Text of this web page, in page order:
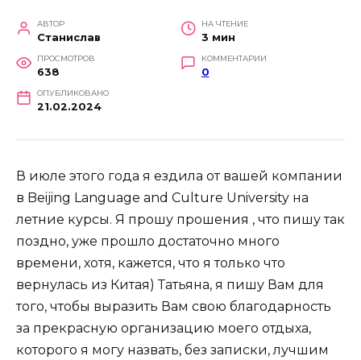
АВТОР
Станислав
НА ЧТЕНИЕ
3 мин
ПРОСМОТРОВ
638
КОММЕНТАРИИ
0
ОПУБЛИКОВАНО
21.02.2024
В июле этого года я ездила от вашей компании
в Beijing Language and Culture University на
летние курсы. Я прошу прошения , что пишу так
поздно, уже прошло достаточно много
времени, хотя, кажется, что я только что
вернулась из Китая) Татьяна, я пишу Вам для
того, чтобы выразить Вам свою благодарность
за прекрасную организацию моего отдыха,
которого я могу назвать, без записки, лучшим